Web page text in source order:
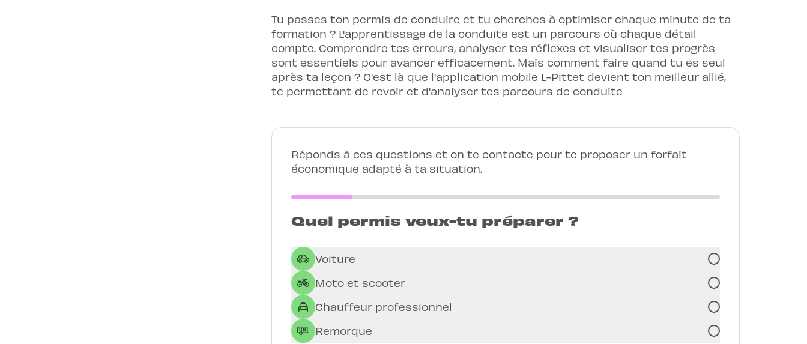
Tu passes ton permis de conduire et tu cherches à optimiser chaque minute de ta
formation ? L'apprentissage de la conduite est un parcours où chaque détail
compte. Comprendre tes erreurs, analyser tes réflexes et visualiser tes progrès
sont essentiels pour avancer efficacement. Mais comment faire quand tu es seul
après ta leçon ? C'est là que l'application mobile L-Pittet devient ton meilleur allié,
te permettant de revoir et d'analyser tes parcours de conduite
Réponds à ces questions et on te contacte pour te proposer un forfait
économique adapté à ta situation.
Quel permis veux-tu préparer ?
Voiture
Moto et scooter
Chauffeur professionnel
Remorque